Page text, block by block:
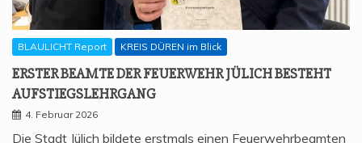
BLAULICHT Report KREIS DÜREN im Blick
ERS­TER BEAM­TE DER FEU­ER­WEHR JÜLICH BESTEHT
AUFSTIEGSLEHRGANG
4. Februar 2026
Die Stadt Jülich bildete erstmals einen Feuerwehrbeamten